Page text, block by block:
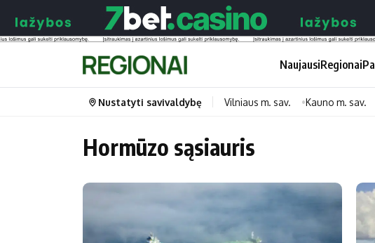
NaujausiRegionai
Pradinis puslapis
Transportas
Horoskopai
Nustatyti savivaldybę Vilniaus m. sav. Kauno m. sav.
Hormūzo sąsiauris